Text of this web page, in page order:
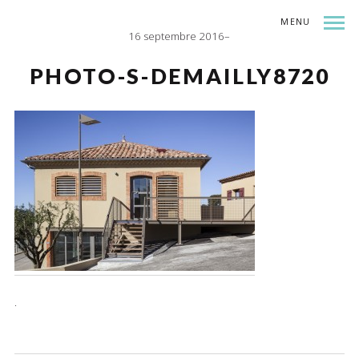
MENU
16 septembre 2016
PHOTO-S-DEMAILLY8720
.